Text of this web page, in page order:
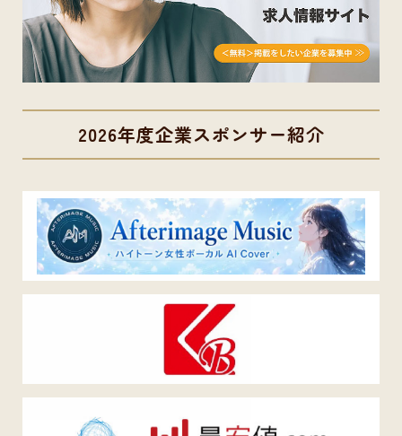
2026年度企業スポンサー紹介